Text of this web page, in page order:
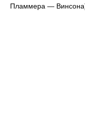
Пламмера —